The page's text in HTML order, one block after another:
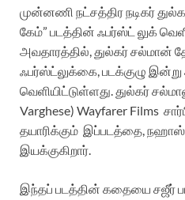
முன்னணி நட்சத்திர நடிகர்
கேம்” படத்தின் ஃபர்ஸ்ட் லுக்
அவதாரத்தில், துல்கர்
ஃபர்ஸ்ட்லுக்கை, படக்குழு இன்று
வெளியிட்டுள்ளது. துல்கர்
Varghese) Wayfarer Films
தயாரிக்கும் இப்படத்தை, நஹாஸ்
இயக்குகிறார்.
இந்தப் படத்தின் கதையை சஜீர்